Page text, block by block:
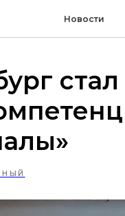
Новости